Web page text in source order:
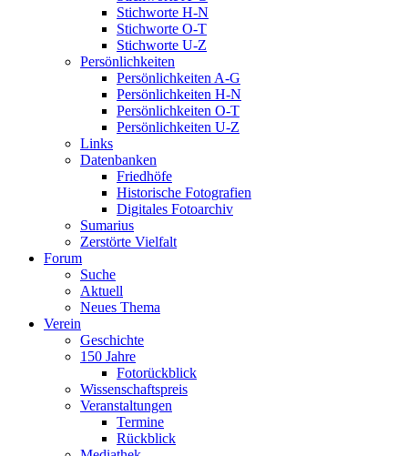
Stichworte H-N
Stichworte O-T
Stichworte U-Z
Persönlichkeiten
Persönlichkeiten A-G
Persönlichkeiten H-N
Persönlichkeiten O-T
Persönlichkeiten U-Z
Links
Datenbanken
Friedhöfe
Historische Fotografien
Digitales Fotoarchiv
Sumarius
Zerstörte Vielfalt
Forum
Suche
Aktuell
Neues Thema
Verein
Geschichte
150 Jahre
Fotorückblick
Wissenschaftspreis
Veranstaltungen
Termine
Rückblick